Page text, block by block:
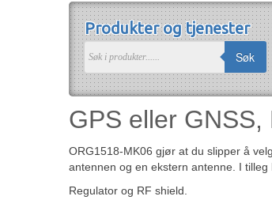
Produkter og tjenester
Søk
GPS eller
ORG1518-MK06 gjør at du slipper å
antennen og en ekstern antenne. I
Regulator og RF shield.